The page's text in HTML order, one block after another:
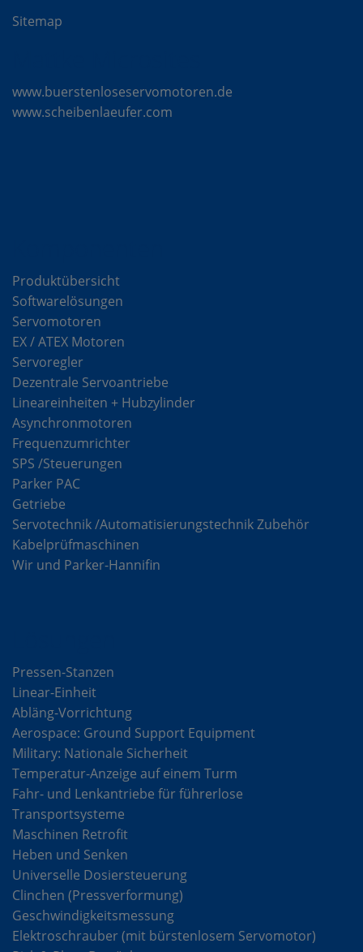
Sitemap
www.buerstenloseservomotoren.de
www.scheibenlaeufer.com
Produktübersicht
Softwarelösungen
Servomotoren
EX / ATEX Motoren
Servoregler
Dezentrale Servoantriebe
Lineareinheiten + Hubzylinder
Asynchronmotoren
Frequenzumrichter
SPS /Steuerungen
Parker PAC
Getriebe
Servotechnik /Automatisierungstechnik Zubehör
Kabelprüfmaschinen
Wir und Parker-Hannifin
Pressen-Stanzen
Linear-Einheit
Abläng-Vorrichtung
Aerospace: Ground Support Equipment
Military: Nationale Sicherheit
Temperatur-Anzeige auf einem Turm
Fahr- und Lenkantriebe für führerlose
Transportsysteme
Maschinen Retrofit
Heben und Senken
Universelle Dosiersteuerung
Clinchen (Pressverformung)
Geschwindigkeitsmessung
Elektroschrauber (mit bürstenlosem Servomotor)